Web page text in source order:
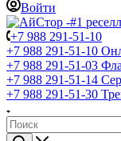
Войти
+7 988 291-51-10
+7 988 291-51-10
+7 988 291-51-03
+7 988 291-51-14
+7 988 291-51-30